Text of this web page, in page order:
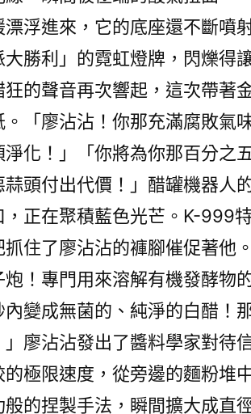
漂浮進來，它的底座還不斷噴
勝利」的霓虹燈牌，閃爍得
狂的聲音再次響起，這次帶著
「廖沾沾！你那充滿腐敗氣
淨化！」「你將為你那百分之
蒜頭付出代價！」醋罐機器人
，正在聚積藍色光芒。K-999
住了廖沾沾的褲腳催促著他
炮！專門用來溶解有機發酵物
內變成無菌的、純淨的白醋！
」廖沾沾發出了醬料學家對待
極限速度，從旁邊的麵粉堆
的捏製手法，瞬間擴大成直